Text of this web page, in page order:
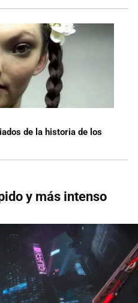
de la historia de los
y más intenso